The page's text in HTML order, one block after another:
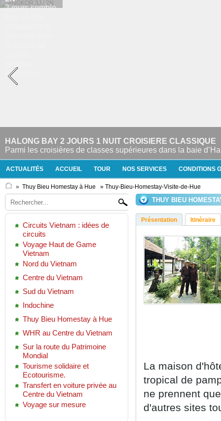
HALONG BAY 2 JOURS 1 NUIT CROISIERE CLASSIQUE
Parmi les croisières de classes supérieures dans la baie
ACTUALITÉS ACCUEIL TOUR NOS SERVICES CONDITIONS
» Thuy Bieu Homestay à Hue » Thuy-Bieu-Homestay-Visite-de-Hue
Circuits Vietnam : idées de
circuits
Voyage Haut de Game
Vietnam
Nord du Vietnam
Centre du Vietnam
Sud du Vietnam
Indochine
Thuy Bieu Homestay à Hue
WHR au Centre du Vietnam
Sur la route du Patrimoine
Mondial
Tourisme solidaire et
Ecotourisme.
Transfert en voiture privée au
Centre du Vietnam
Voyage sur mesure
THUY BIEU
Présentation Itinéraire
La maison
tropical de
ne prennent
d'autres sites